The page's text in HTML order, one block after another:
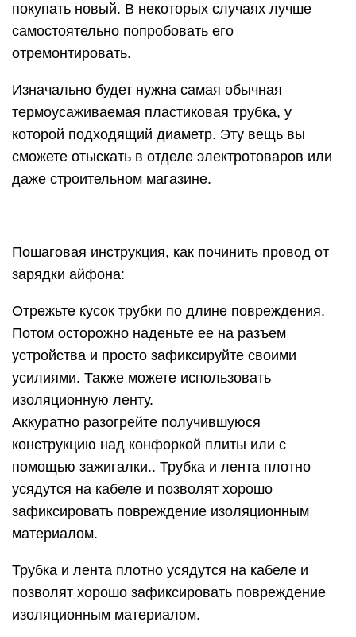
покупать новый. В некоторых случаях лучше
самостоятельно попробовать его
отремонтировать.
Изначально будет нужна самая обычная
термоусаживаемая пластиковая трубка, у
которой подходящий диаметр. Эту вещь вы
сможете отыскать в отделе электротоваров или
даже строительном магазине.
Пошаговая инструкция, как починить провод от
зарядки айфона:
Отрежьте кусок трубки по длине повреждения.
Потом осторожно наденьте ее на разъем
устройства и просто зафиксируйте своими
усилиями. Также можете использовать
изоляционную ленту.
Аккуратно разогрейте получившуюся
конструкцию над конфоркой плиты или с
помощью зажигалки.. Трубка и лента плотно
усядутся на кабеле и позволят хорошо
зафиксировать повреждение изоляционным
материалом.
Трубка и лента плотно усядутся на кабеле и
позволят хорошо зафиксировать повреждение
изоляционным материалом.